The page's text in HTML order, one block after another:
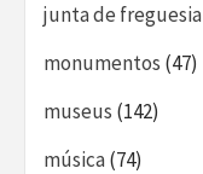
junta de freguesia
monumentos (47)
museus (142)
música(74)